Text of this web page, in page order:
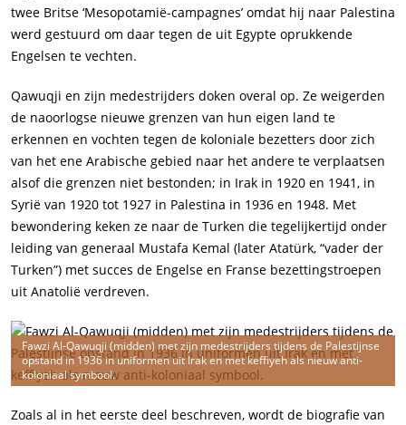
twee Britse ‘Mesopotamië-campagnes’ omdat hij naar Palestina
werd gestuurd om daar tegen de uit Egypte oprukkende
Engelsen te vechten.
Qawuqji en zijn medestrijders doken overal op. Ze weigerden
de naoorlogse nieuwe grenzen van hun eigen land te
erkennen en vochten tegen de koloniale bezetters door zich
van het ene Arabische gebied naar het andere te verplaatsen
alsof die grenzen niet bestonden; in Irak in 1920 en 1941, in
Syrië van 1920 tot 1927 in Palestina in 1936 en 1948. Met
bewondering keken ze naar de Turken die tegelijkertijd onder
leiding van generaal Mustafa Kemal (later Atatürk, “vader der
Turken”) met succes de Engelse en Franse bezettingstroepen
uit Anatolië verdreven.
Fawzi Al-Qawuqji (midden) met zijn medestrijders tijdens de Palestijnse
opstand in 1936 in uniformen uit Irak en met keffiyeh als nieuw anti-
koloniaal symbool.
Zoals al in het eerste deel beschreven, wordt de biografie van